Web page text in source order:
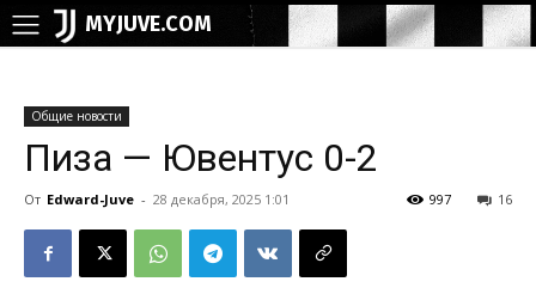
MYJUVE.COM
Общие новости
Пиза — Ювентус 0-2
От Edward-Juve - 28 декабря, 2025 1:01 16
997